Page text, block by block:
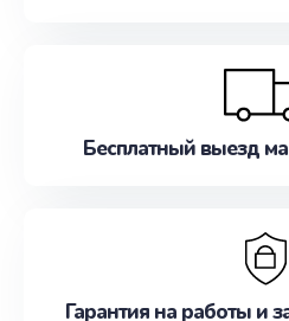
Бесплатный выезд
Гарантия на работы и